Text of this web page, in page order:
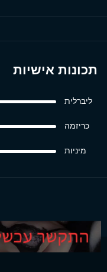
תכונות אישיות
ליברלית
כריזמה
מיניות